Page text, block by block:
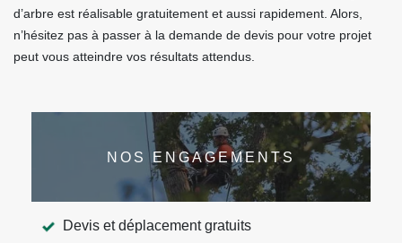
d’arbre est réalisable gratuitement et aussi rapidement. Alors,
n’hésitez pas à passer à la demande de devis pour votre projet
peut vous atteindre vos résultats attendus.
NOS ENGAGEMENTS
Devis et déplacement gratuits